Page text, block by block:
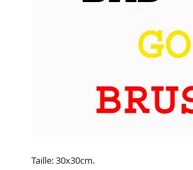
Taille: 30x30cm.